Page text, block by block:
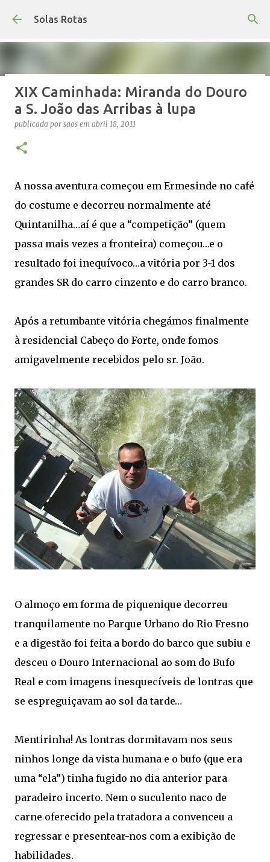
Avançar para o conteúdo principal
Solas Rotas
Os Solas Rotas estão de férias
publicada porsaos emjulho 03, 2026
XIX Caminhada: Miranda do Douro
a S. João das Arribas à lupa
publicada por saos em abril 18, 2011
A nossa aventura começou em Ermesinde no café
do costume e decorreu normalmente até
Quintanilha…aí é que a “competição” (quem
passa mais vezes a fronteira) começou…e o
resultado foi inequívoco…a vitória por 3-1 dos
grandes SR do carro cinzento e do carro branco.
Após a retumbante vitória chegámos finalmente
à residencial Cabeço do Forte, onde fomos
amigavelmente recebidos pelo sr. João.
O almoço em forma de piquenique decorreu
tranquilamente no Parque Urbano do Rio Fresno
e a digestão foi feita a bordo do barco que subiu e
desceu o Douro Internacional ao som do Bufo
Real e com imagens inesquecíveis de lontras que
se espreguiçavam ao sol da tarde…
Mentirinha! As lontras dormitavam nos seus
ninhos longe da vista humana e o bufo (que era
uma “ela”) tinha fugido no dia anterior para
paradeiro incerto. Nem o suculento naco de
carne oferecido pela tratadora a convenceu a
regressar e presentear-nos com a exibição de
habilidades.